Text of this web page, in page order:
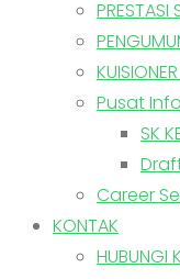
PRESTASI
Pusat
SK
Career
KONTAK
HUBUNGI